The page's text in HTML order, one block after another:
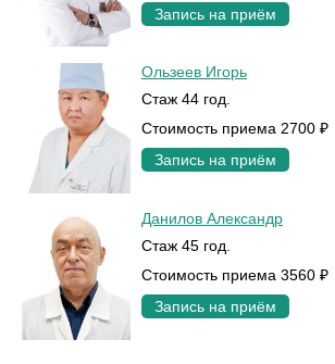
Запись на приём
Ользеев Игорь
Стаж 44 год.
Стоимость приема 2700 ₽
Запись на приём
Данилов Александр
Стаж 45 год.
Стоимость приема 3560 ₽
Запись на приём